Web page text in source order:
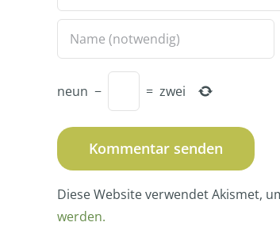
neun − = zwei
Diese Website verwendet Akismet,
werden.